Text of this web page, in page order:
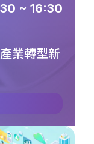
~ 16:30
業轉型新